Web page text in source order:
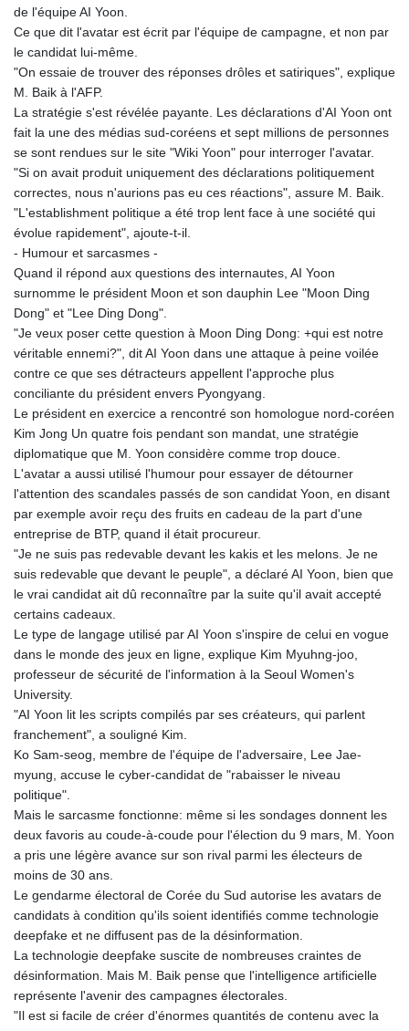
LAK
LBP
LKR 335.825291
LRD 181.62495
LSL 16.339905
LTL 2.95274
LVL 0.60489
LYD 6.369699
MGA
4298.392651
MMK
2099.443841
MNT
MOP 8.078327
MRU 40.100465
MUR 46.940358
MVR 15.460211
MWK
1735.999956
MYR 4.090898
MZN 63.899893
NAD 16.340003
1362.890126
NIO 36.790312
NOK 9.54206
NZD 1.70381
PAB 0.999749
PEN 3.37939
PHP 60.790101
PKR 277.55765
PLN 3.73318
5946.889469
QAR 3.654602
RSD 101.896027
RUB 83.002348
1468.660802
de l'équipe AI Yoon.
Ce que dit l'avatar est écrit par l'équipe de campagne, et non par
le candidat lui-même.
"On essaie de trouver des réponses drôles et satiriques", explique
M. Baik à l'AFP.
La stratégie s'est révélée payante. Les déclarations d'AI Yoon ont
fait la une des médias sud-coréens et sept millions de personnes
se sont rendues sur le site "Wiki Yoon" pour interroger l'avatar.
"Si on avait produit uniquement des déclarations politiquement
correctes, nous n'aurions pas eu ces réactions", assure M. Baik.
"L'establishment politique a été trop lent face à une société qui
évolue rapidement", ajoute-t-il.
- Humour et sarcasmes -
Quand il répond aux questions des internautes, AI Yoon
surnomme le président Moon et son dauphin Lee "Moon Ding
Dong" et "Lee Ding Dong".
"Je veux poser cette question à Moon Ding Dong: +qui est notre
véritable ennemi?", dit AI Yoon dans une attaque à peine voilée
contre ce que ses détracteurs appellent l'approche plus
conciliante du président envers Pyongyang.
Le président en exercice a rencontré son homologue nord-coréen
Kim Jong Un quatre fois pendant son mandat, une stratégie
diplomatique que M. Yoon considère comme trop douce.
L'avatar a aussi utilisé l'humour pour essayer de détourner
l'attention des scandales passés de son candidat Yoon, en disant
par exemple avoir reçu des fruits en cadeau de la part d'une
entreprise de BTP, quand il était procureur.
"Je ne suis pas redevable devant les kakis et les melons. Je ne
suis redevable que devant le peuple", a déclaré AI Yoon, bien que
le vrai candidat ait dû reconnaître par la suite qu'il avait accepté
certains cadeaux.
Le type de langage utilisé par AI Yoon s'inspire de celui en vogue
dans le monde des jeux en ligne, explique Kim Myuhng-joo,
professeur de sécurité de l'information à la Seoul Women's
University.
"AI Yoon lit les scripts compilés par ses créateurs, qui parlent
franchement", a souligné Kim.
Ko Sam-seog, membre de l'équipe de l'adversaire, Lee Jae-
myung, accuse le cyber-candidat de "rabaisser le niveau
politique".
Mais le sarcasme fonctionne: même si les sondages donnent les
deux favoris au coude-à-coude pour l'élection du 9 mars, M. Yoon
a pris une légère avance sur son rival parmi les électeurs de
moins de 30 ans.
Le gendarme électoral de Corée du Sud autorise les avatars de
candidats à condition qu'ils soient identifiés comme technologie
deepfake et ne diffusent pas de la désinformation.
La technologie deepfake suscite de nombreuses craintes de
désinformation. Mais M. Baik pense que l'intelligence artificielle
représente l'avenir des campagnes électorales.
"Il est si facile de créer d'énormes quantités de contenu avec la